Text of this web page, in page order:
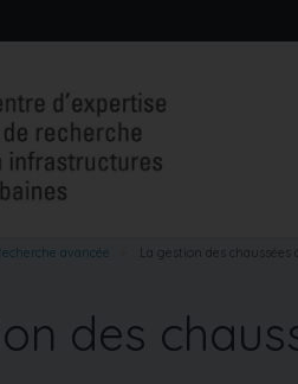
avancée La gestion des chaussées
des